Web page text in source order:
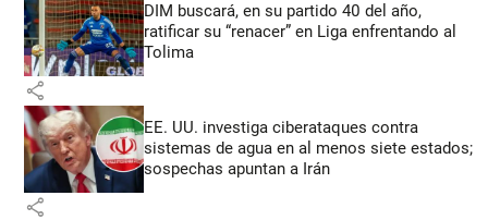
DIM buscará, en su partido 40 del año,
ratificar su “renacer” en Liga enfrentando al
Tolima
share
EE. UU. investiga ciberataques contra
sistemas de agua en al menos siete estados;
sospechas apuntan a Irán
share